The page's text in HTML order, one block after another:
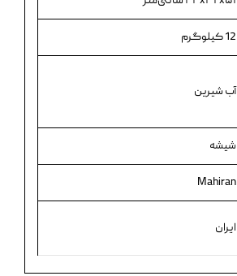
12 کیلوگرم
آب شیرین
شیشه
Mahiran
ایران